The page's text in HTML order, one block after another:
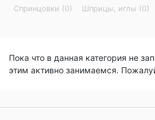
Спринцовки (0)
Шприцы, иглы (0)
Пока что в данная категория не
этим активно занимаемся.